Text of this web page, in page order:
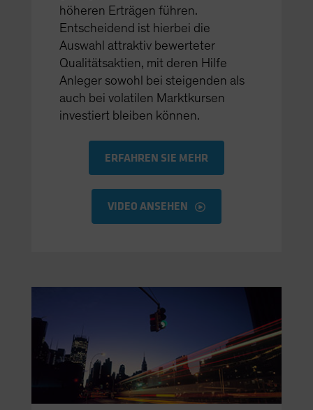
höheren Erträgen führen.
Entscheidend ist hierbei die
Auswahl attraktiv bewerteter
Qualitätsaktien, mit deren Hilfe
Anleger sowohl bei steigenden als
auch bei volatilen Marktkursen
investiert bleiben können.
ERFAHREN SIE MEHR
VIDEO ANSEHEN